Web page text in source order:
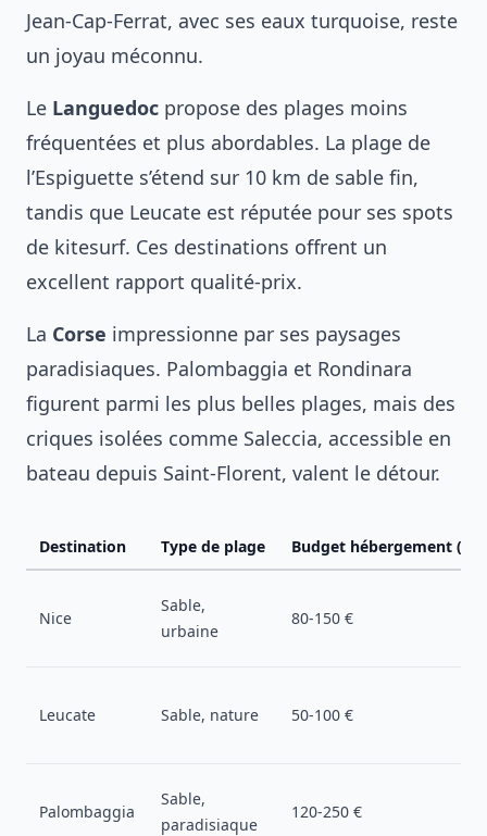
Jean-Cap-Ferrat, avec ses eaux turquoise, reste
un joyau méconnu.
Le Languedoc propose des plages moins
fréquentées et plus abordables. La plage de
l’Espiguette s’étend sur 10 km de sable fin,
tandis que Leucate est réputée pour ses spots
de kitesurf. Ces destinations offrent un
excellent rapport qualité-prix.
La Corse impressionne par ses paysages
paradisiaques. Palombaggia et Rondinara
figurent parmi les plus belles plages, mais des
criques isolées comme Saleccia, accessible en
bateau depuis Saint-Florent, valent le détour.
Destination Type de plage Budget hébergement
Nice
Sable,
urbaine
80-150 €
Leucate Sable, nature 50-100 €
Palombaggia
Sable,
paradisiaque
120-250 €